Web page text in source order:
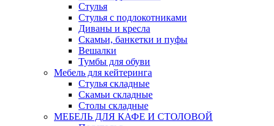
Стулья
Стулья с подлокотниками
Диваны и кресла
Скамьи, банкетки и пуфы
Вешалки
Тумбы для обуви
Мебель для кейтеринга
Стулья складные
Скамьи складные
Столы складные
МЕБЕЛЬ ДЛЯ КАФЕ И СТОЛОВОЙ